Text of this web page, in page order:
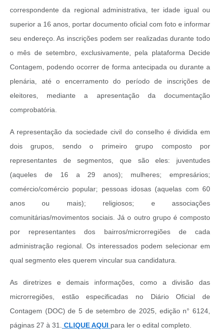
correspondente da regional administrativa, ter idade igual ou
superior a 16 anos, portar documento oficial com foto e informar
seu endereço. As inscrições podem ser realizadas durante todo
o mês de setembro, exclusivamente, pela plataforma Decide
Contagem, podendo ocorrer de forma antecipada ou durante a
plenária, até o encerramento do período de inscrições de
eleitores, mediante a apresentação da documentação
comprobatória.
A representação da sociedade civil do conselho é dividida em
dois grupos, sendo o primeiro grupo composto por
representantes de segmentos, que são eles: juventudes
(aqueles de 16 a 29 anos); mulheres; empresários;
comércio/comércio popular; pessoas idosas (aquelas com 60
anos ou mais); religiosos; e associações
comunitárias/movimentos sociais. Já o outro grupo é composto
por representantes dos bairros/microrregiões de cada
administração regional. Os interessados podem selecionar em
qual segmento eles querem vincular sua candidatura.
As diretrizes e demais informações, como a divisão das
microrregiões, estão especificadas no Diário Oficial de
Contagem (DOC) de 5 de setembro de 2025, edição n° 6124,
páginas 27 à 31.
CLIQUE AQUI para ler o edital completo.